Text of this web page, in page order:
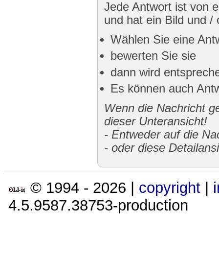
Jede Antwort ist von
und hat ein Bild und /
Wählen Sie eine
bewerten Sie sie
dann wird
Es können auch
Wenn die Nachricht
dieser Unteransicht!
- Entweder auf die
- oder diese
© 1994 - 2026 copyright
4.5.9587.38753-production